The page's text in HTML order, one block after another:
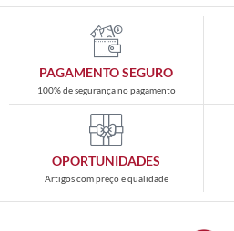
PAGAMENTO SEGURO
100% de segurança no pagamento
OPORTUNIDADES
Artigos com preço e qualidade